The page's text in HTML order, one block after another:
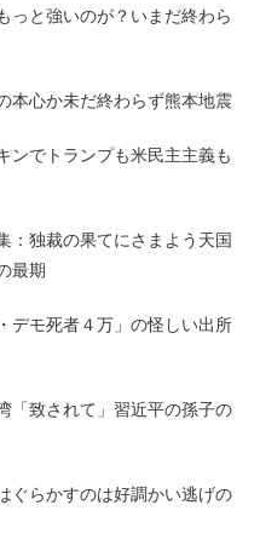
っと強いのが？いまだ終わら
本心か未だ終わらず熊本地震
ンでトランプも米民主主義も
：独裁の果てにさまよう天国
最期
デモ死者４万」の怪しい出所
「致されて」習近平の孫子の
ぐらかすのは好調かい逃げの